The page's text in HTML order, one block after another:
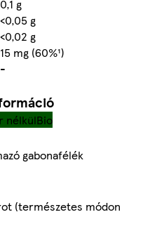
0,1 g
<0,05 g
<0,02 g
15 mg (60%¹)
-
nélkülBio
gabonafélék
(természetes módon